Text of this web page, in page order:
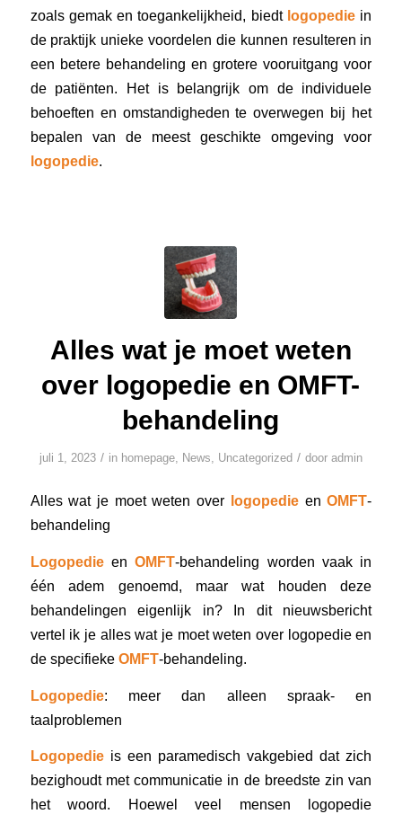
zoals gemak en toegankelijkheid, biedt logopedie in
de praktijk unieke voordelen die kunnen resulteren in
een betere behandeling en grotere vooruitgang voor
de patiënten. Het is belangrijk om de individuele
behoeften en omstandigheden te overwegen bij het
bepalen van de meest geschikte omgeving voor
logopedie.
Alles wat je moet weten
over logopedie en OMFT-
behandeling
juli 1, 2023 / in homepage, News Uncategorized / door admin
Alles wat je moet weten over logopedieenOMFT-
behandeling
LogopedieenOMFT-behandeling worden vaak in
één adem genoemd, maar wat houden deze
behandelingen eigenlijk in? In dit nieuwsbericht
vertel ik je alles wat je moet weten over logopedie en
de specifieke OMFT-behandeling.
Logopedie: meer dan alleen spraak- en
taalproblemen
Logopedieis een paramedisch vakgebied dat zich
bezighoudt met communicatie in de breedste zin van
het woord. Hoewel veel mensen logopedie